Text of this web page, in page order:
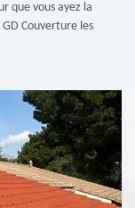
que vous ayez la
Couverture les